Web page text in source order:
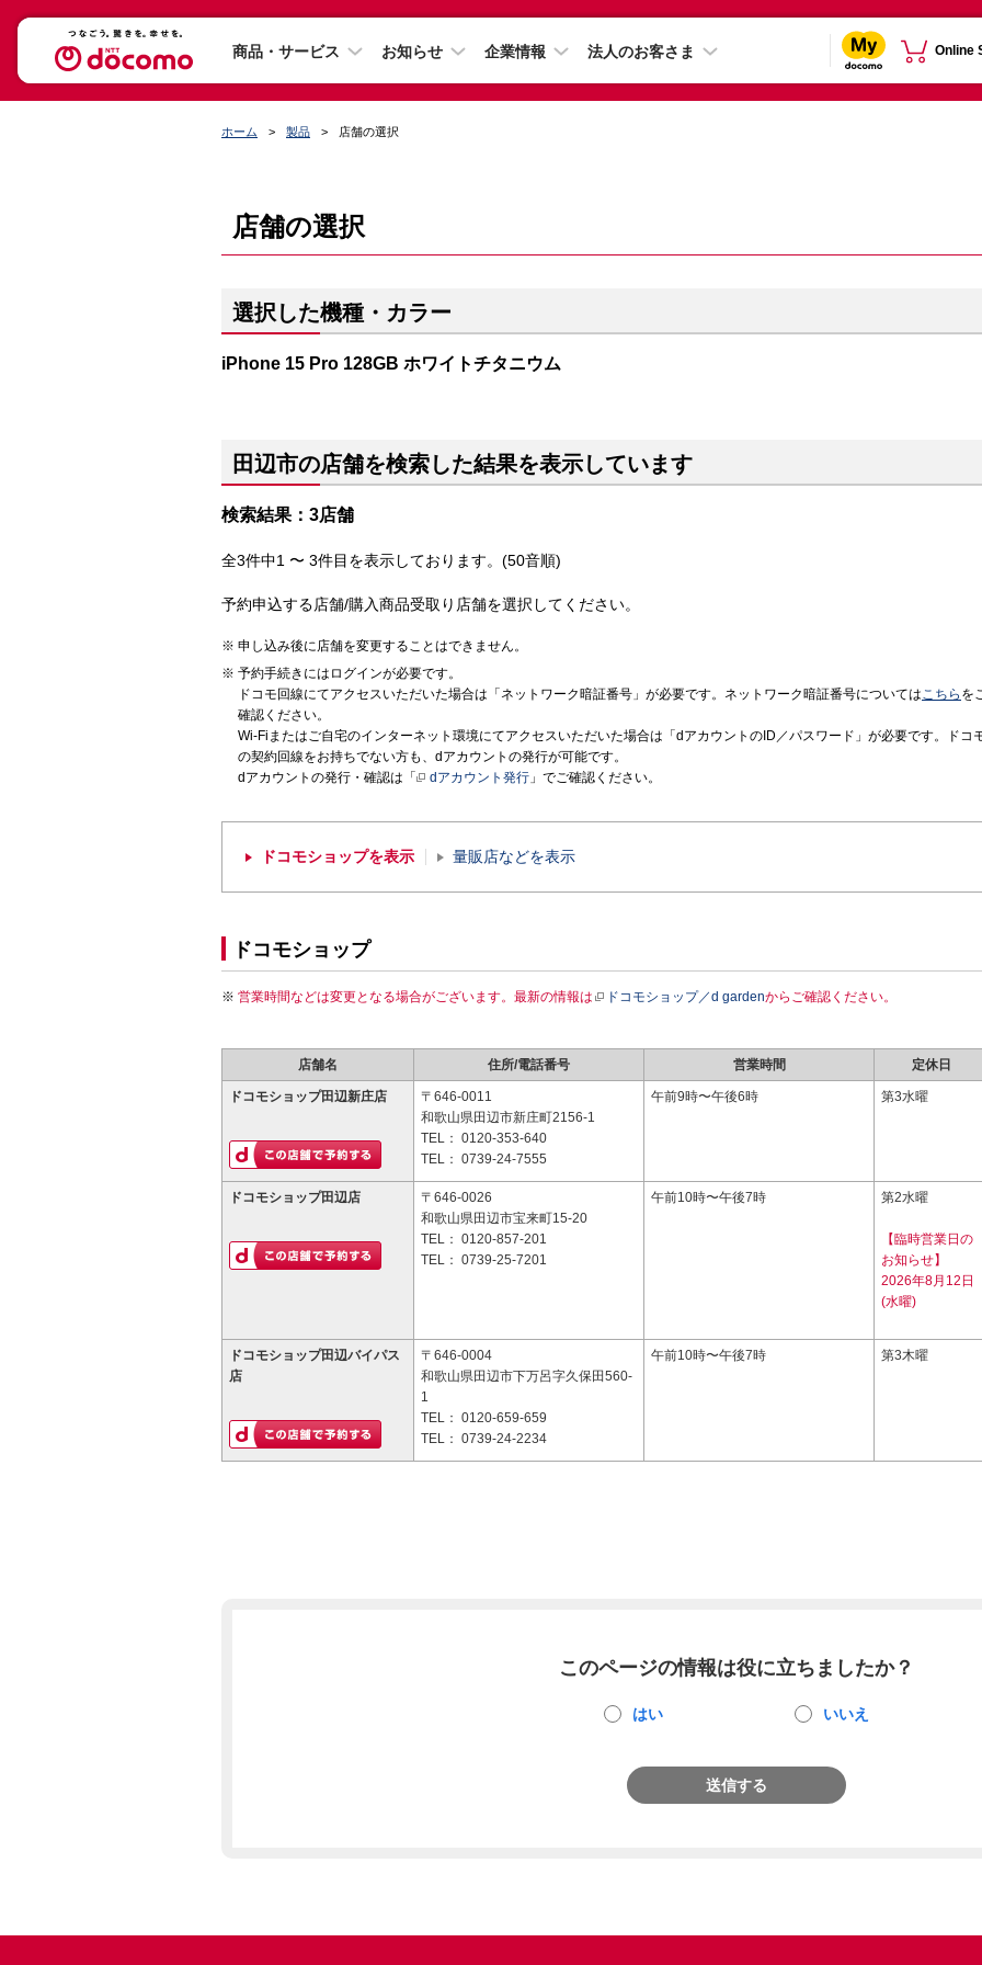
商品・サービス お知らせ 企業情報 法人のお客さま Online
ホーム 製品 店舗の選択
店舗の選択
選択した機種・カラー
iPhone 15 Pro 128GB ホワイトチタニウム
田辺市の店舗を検索した結果を表示しています
検索結果：3店舗
全3件中1 〜 3件目を表示しております。(50音順)
予約申込する店舗/購入商品受取り店舗を選択してください。
申し込み後に店舗を変更することはできません。
予約手続きにはログインが必要です。
ドコモ回線にてアクセスいただいた場合は「ネットワーク暗証番号」が必要です。ネットワーク暗証番号についてはこちら を
確認ください。
Wi-Fiまたはご自宅のインターネット環境にてアクセスいただいた場合は「dアカウントのID／パスワード」が必要です。ドコ
の契約回線をお持ちでない方も、dアカウントの発行が可能です。
dアカウントの発行・確認は「
dアカウント発行 」でご確認ください。
ドコモショップを表示 量販店などを表示
ドコモショップ
営業時間などは変更となる場合がございます。最新の情報は ドコモショップ／d gardenからご確認ください。
店舗名 住所/電話番号 営業時間 定休日
ドコモショップ田辺新庄店
〒646-0011
和歌山県田辺市新庄町2156-1
TEL： 0120-353-640
TEL： 0739-24-7555
午前9時〜午後6時 第3水曜
ドコモショップ田辺店
〒646-0026
和歌山県田辺市宝来町15-20
TEL： 0120-857-201
TEL： 0739-25-7201
午前10時〜午後7時 第2水曜
【臨時営業日の
お知らせ】
2026年8月12日
(水曜)
ドコモショップ田辺バイパス
店
〒646-0004
和歌山県田辺市下万呂字久保田560-
1
TEL： 0120-659-659
TEL： 0739-24-2234
午前10時〜午後7時 第3木曜
このページの情報は役に立ちましたか？
はい いいえ
送信する